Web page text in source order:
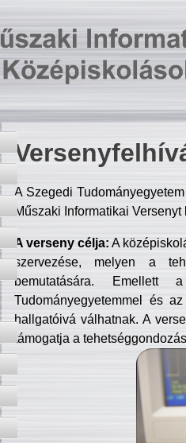
A Szegedi
Műszaki Informatikai
A verseny célja: A
szervezése, melyen a
bemutatására. Emellett
Tudományegyetemmel és
hallgatóivá válhatnak. A
támogatja a